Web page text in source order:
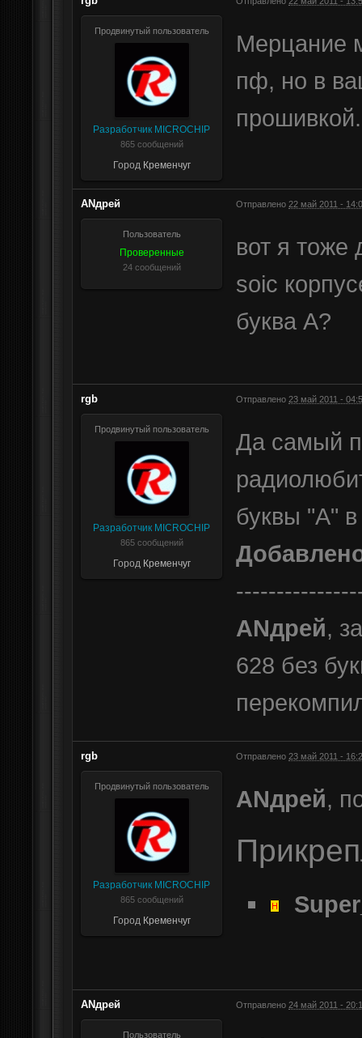
Продвинутый пользователь
Разработчик MICROCHIP
865 сообщений
Город Кременчуг
Мерцание
пф, но в
прошивкой.
АNдрей Отправлено 22 май 2011 -
Пользователь
Проверенные
24 сообщений
вот я тоже
soic
буква А?
rgb Отправлено 23 май 2011 -
Продвинутый пользователь
Разработчик MICROCHIP
865 сообщений
Город Кременчуг
Да самый
буквы "А"
АNдрей,
628 без
rgb Отправлено 23 май 2011 -
Продвинутый пользователь
Разработчик MICROCHIP
865 сообщений
Город Кременчуг
АNдрей,
АNдрей Отправлено 24 май 2011 -
Пользователь